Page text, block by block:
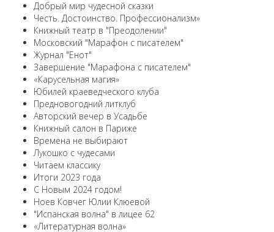
Добрый мир чудесной сказки
Честь. Достоинство. Профессионализм»
Книжный театр в "Преодолении"
Московский "Марафон с писателем"
Журнал "Енот"
Завершение "Марафона с писателем"
«Карусельная магия»
Юбилей краеведческого клуба
Предновогодний литклуб
Авторский вечер в Усадьбе
Книжный салон в Париже
Времена не выбирают
Лукошко с чудесами
Читаем классику
Итоги 2023 года
С Новым 2024 годом!
Ноев Ковчег Юлии Клюевой
"Испанская волна" в лицее 62
«Литературная волна»